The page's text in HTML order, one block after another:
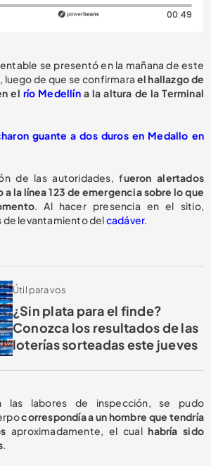
transcurrido: 0 segundos 00:49
se presentó en la mañana de este
luego de que se confirmara el hallazgo de
el río Medellína la altura de la Terminal
guante a dos duros en Medallo en
de las autoridades, fueron alertados
la línea 123 de emergencia sobre lo que
. Al hacer presencia en el sitio,
de levantamiento delcadáver.
Útil para vos
¿Sin plata para el finde?
Conozca los resultados de las
loterías sorteadas este jueves
las labores de inspección, se pudo
correspondía a un hombre que tendría
aproximadamente, el cualhabría sido
.